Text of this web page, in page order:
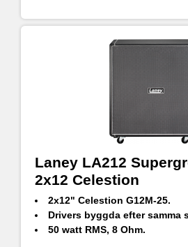
Laney LA212
2x12 Celestion
2x12" Celestion G12M-25.
Drivers byggda efter samma specifikationer och
50 watt RMS, 8 Ohm.